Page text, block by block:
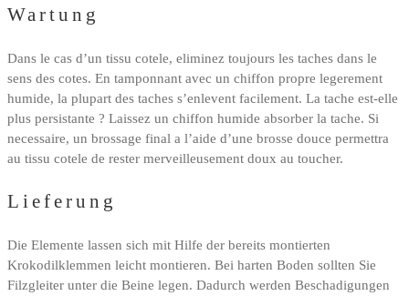
Wartung
Dans le cas d’un tissu cotele, eliminez toujours les taches dans le
sens des cotes. En tamponnant avec un chiffon propre legerement
humide, la plupart des taches s’enlevent facilement. La tache est-elle
plus persistante ? Laissez un chiffon humide absorber la tache. Si
necessaire, un brossage final a l’aide d’une brosse douce permettra
au tissu cotele de rester merveilleusement doux au toucher.
Lieferung
Die Elemente lassen sich mit Hilfe der bereits montierten
Krokodilklemmen leicht montieren. Bei harten Boden sollten Sie
Filzgleiter unter die Beine legen. Dadurch werden Beschadigungen